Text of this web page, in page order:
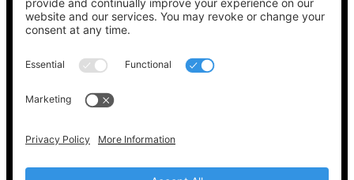
lugar de votación, verifique el estado de su
registro y obtenga toda la información
electoral que necesita enVote411.org.
Por favor no utilice: